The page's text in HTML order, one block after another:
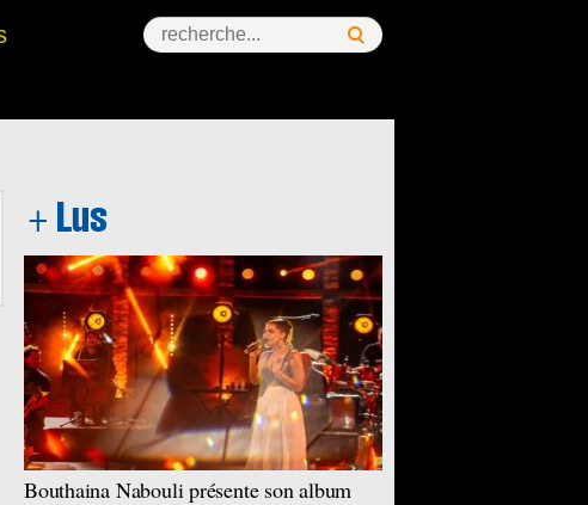
Bouthaina Nabouli présente son album